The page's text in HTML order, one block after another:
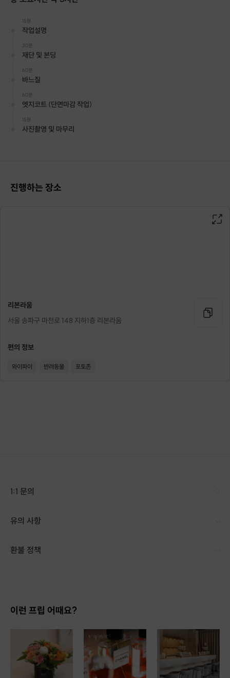
15분
작업설명
30분
재단 및 본딩
60분
바느질
60분
엣지코트 (단면마감 작업)
15분
사진촬영 및 마무리
진행하는 장소
리본라움
서울 송파구 마천로 148 지하1층 리본라움
편의 정보
와이파이 반려동물 포토존
1:1 문의
유의 사항
환불 정책
이런 프립 어때요?